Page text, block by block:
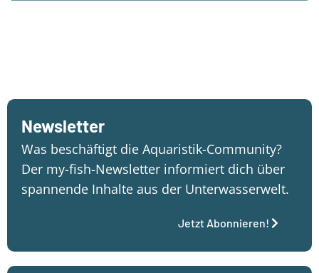
Newsletter
Was beschäftigt die Aquaristik-Community?
Der my-fish-Newsletter informiert dich über
spannende Inhalte aus der Unterwasserwelt.
Jetzt Abonnieren!